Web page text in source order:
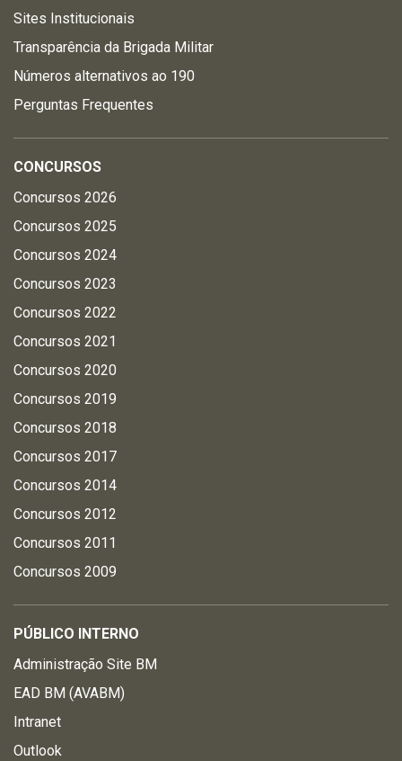
Sites Institucionais
Transparência da Brigada Militar
Números alternativos ao 190
Perguntas Frequentes
CONCURSOS
Concursos 2026
Concursos 2025
Concursos 2024
Concursos 2023
Concursos 2022
Concursos 2021
Concursos 2020
Concursos 2019
Concursos 2018
Concursos 2017
Concursos 2014
Concursos 2012
Concursos 2011
Concursos 2009
PÚBLICO INTERNO
Administração Site BM
EAD BM (AVABM)
Intranet
Outlook